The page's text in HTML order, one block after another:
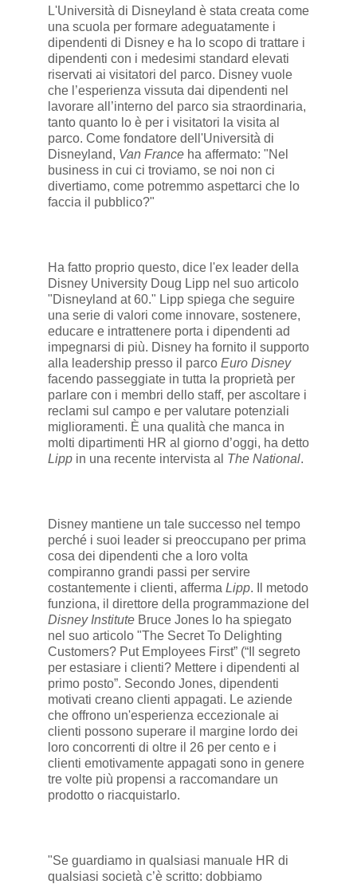
L'Università di Disneyland è stata creata come
una scuola per formare adeguatamente i
dipendenti di Disney e ha lo scopo di trattare i
dipendenti con i medesimi standard elevati
riservati ai visitatori del parco. Disney vuole
che l’esperienza vissuta dai dipendenti nel
lavorare all’interno del parco sia straordinaria,
tanto quanto lo è per i visitatori la visita al
parco. Come fondatore dell'Università di
Disneyland, Van Franceha affermato: "Nel
business in cui ci troviamo, se noi non ci
divertiamo, come potremmo aspettarci che lo
faccia il pubblico?"
Ha fatto proprio questo, dice l'ex leader della
Disney University Doug Lipp nel suo articolo
"Disneyland at 60." Lipp spiega che seguire
una serie di valori come innovare, sostenere,
educare e intrattenere porta i dipendenti ad
impegnarsi di più. Disney ha fornito il supporto
alla leadership presso il parco Euro Disney
facendo passeggiate in tutta la proprietà per
parlare con i membri dello staff, per ascoltare i
reclami sul campo e per valutare potenziali
miglioramenti. È una qualità che manca in
molti dipartimenti HR al giorno d’oggi, ha detto
Lipp in una recente intervista al The National.
Disney mantiene un tale successo nel tempo
perché i suoi leader si preoccupano per prima
cosa dei dipendenti che a loro volta
compiranno grandi passi per servire
costantemente i clienti, afferma Lipp. Il metodo
funziona, il direttore della programmazione del
Disney InstituteBruce Jones lo ha spiegato
nel suo articolo "The Secret To Delighting
Customers? Put Employees First” (“Il segreto
per estasiare i clienti? Mettere i dipendenti al
primo posto”. Secondo Jones, dipendenti
motivati creano clienti appagati. Le aziende
che offrono un'esperienza eccezionale ai
clienti possono superare il margine lordo dei
loro concorrenti di oltre il 26 per cento e i
clienti emotivamente appagati sono in genere
tre volte più propensi a raccomandare un
prodotto o riacquistarlo.
"Se guardiamo in qualsiasi manuale HR di
qualsiasi società c’è scritto: dobbiamo